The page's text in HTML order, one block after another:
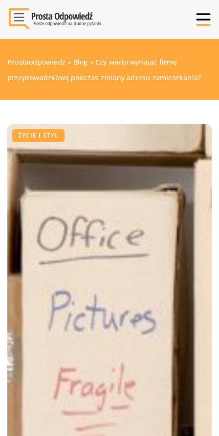
Prostaodpowiedz » Blog » Czy warto wynająć firmę
przeprowadzkową podczas zmiany adresu zamieszkania?
ŻYCIE I STYL